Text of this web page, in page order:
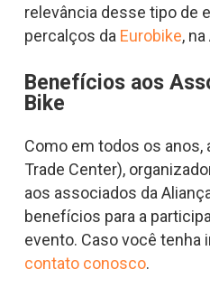
relevância desse tipo de
percalços da Eurobike,
Benefícios aos
Bike
Como em todos os anos,
Trade Center),
aos associados da
benefícios para a
evento. Caso você tenha
contato conosco.